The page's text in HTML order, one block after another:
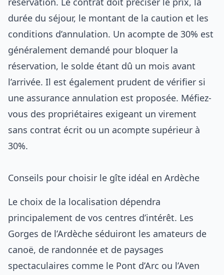
durée du séjour, le montant de la caution et les
conditions d’annulation. Un acompte de 30% est
généralement demandé pour bloquer la
réservation, le solde étant dû un mois avant
l’arrivée. Il est également prudent de vérifier si
une assurance annulation est proposée. Méfiez-
vous des propriétaires exigeant un virement
sans contrat écrit ou un acompte supérieur à
30%.
Conseils pour choisir le gîte idéal en Ardèche
Le choix de la localisation dépendra
principalement de vos centres d’intérêt. Les
Gorges de l’Ardèche séduiront les amateurs de
canoë, de randonnée et de paysages
spectaculaires comme le Pont d’Arc ou l’Aven